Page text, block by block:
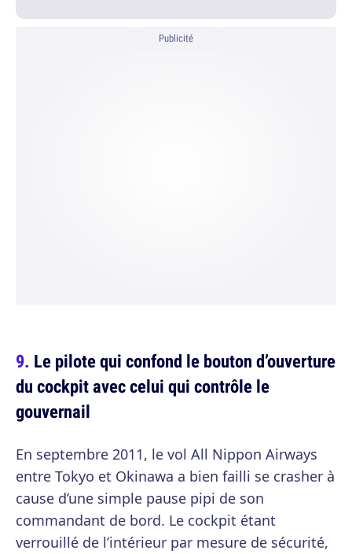
Publicité
Le pilote qui confond le bouton d’ouverture
du cockpit avec celui qui contrôle le
gouvernail
En septembre 2011, le vol All Nippon Airways
entre Tokyo et Okinawa a bien failli se crasher à
cause d’une simple pause pipi de son
commandant de bord. Le cockpit étant
verrouillé de l’intérieur par mesure de sécurité,